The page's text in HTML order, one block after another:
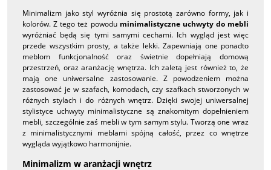
Minimalizm jako styl wyróżnia się prostotą zarówno formy, jak i
kolorów. Z tego też powodu minimalistyczne uchwyty do mebli
wyróżniać będą się tymi samymi cechami. Ich wygląd jest więc
przede wszystkim prosty, a także lekki. Zapewniają one ponadto
meblom funkcjonalność oraz świetnie dopełniają domową
przestrzeń, oraz aranżację wnętrza. Ich zaletą jest również to, że
mają one uniwersalne zastosowanie. Z powodzeniem można
zastosować je w szafach, komodach, czy szafkach stworzonych w
różnych stylach i do różnych wnętrz. Dzięki swojej uniwersalnej
stylistyce uchwyty minimalistyczne są znakomitym dopełnieniem
mebli, szczególnie zaś mebli w tym samym stylu. Tworzą one wraz
z minimalistycznymi meblami spójną całość, przez co wnętrze
wygląda wyjątkowo harmonijnie.
Minimalizm w aranżacji wnętrz